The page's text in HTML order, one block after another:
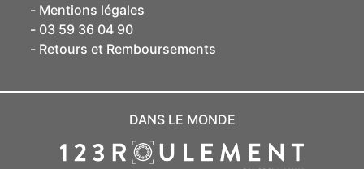
Mentions légales
03 59 36 04 90
Retours et Remboursements
DANS LE MONDE